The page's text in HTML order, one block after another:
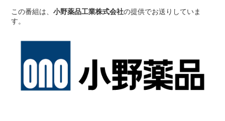
この番組は、小野薬品工業株式会社の提供でお送りしていま
す。